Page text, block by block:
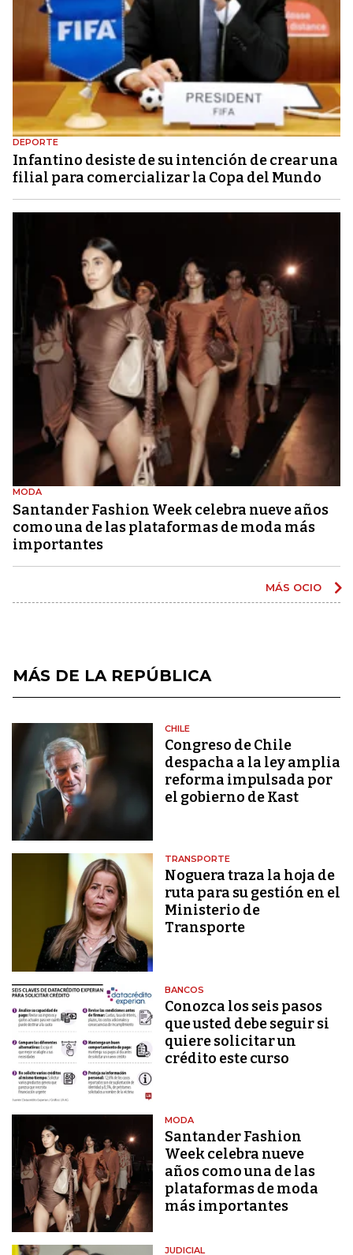
DEPORTE
Infantino desiste de su intención de crear una
filial para comercializar la Copa del Mundo
MODA
Santander Fashion Week celebra nueve años
como una de las plataformas de moda más
importantes
MÁS OCIO
MÁS DE LA REPÚBLICA
CHILE
Congreso de Chile
despacha a la ley amplia
reforma impulsada por
el gobierno de Kast
TRANSPORTE
Noguera traza la hoja de
ruta para su gestión en el
Ministerio de
Transporte
BANCOS
Conozca los seis pasos
que usted debe seguir si
quiere solicitar un
crédito este curso
MODA
Santander Fashion
Week celebra nueve
años como una de las
plataformas de moda
más importantes
JUDICIAL